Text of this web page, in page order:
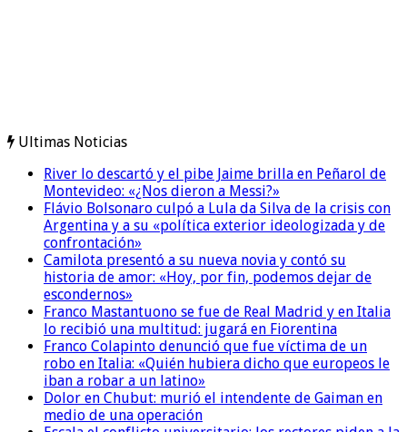
Ultimas Noticias
River lo descartó y el pibe Jaime brilla en Peñarol de
Montevideo: «¿Nos dieron a Messi?»
Flávio Bolsonaro culpó a Lula da Silva de la crisis con
Argentina y a su «política exterior ideologizada y de
confrontación»
Camilota presentó a su nueva novia y contó su
historia de amor: «Hoy, por fin, podemos dejar de
escondernos»
Franco Mastantuono se fue de Real Madrid y en Italia
lo recibió una multitud: jugará en Fiorentina
Franco Colapinto denunció que fue víctima de un
robo en Italia: «Quién hubiera dicho que europeos le
iban a robar a un latino»
Dolor en Chubut: murió el intendente de Gaiman en
medio de una operación